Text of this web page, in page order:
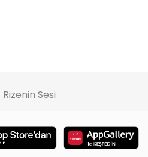
Rizenin Sesi